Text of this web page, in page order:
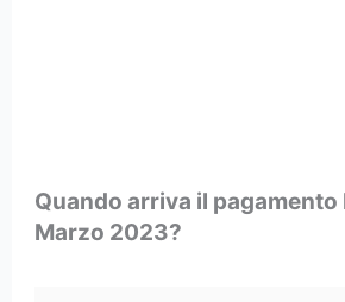
Quando arriva il pagamento
Marzo 2023?